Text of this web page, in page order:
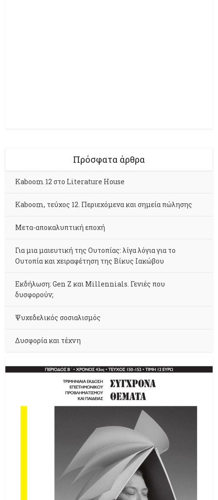
Πρόσφατα άρθρα
Kaboom 12 στο Literature House
Kaboom, τεύχος 12. Περιεχόμενα και σημεία πώλησης
Μετα-αποκαλυπτική εποχή
Για μια μαιευτική της Ουτοπίας: λίγα λόγια για το
Ουτοπία και χειραφέτηση της Βίκυς Ιακώβου
Εκδήλωση: Gen Z και Millennials. Γενιές που
δυσφορούν;
Ψυχεδελικός σοσιαλισμός
Δυσφορία και τέχνη